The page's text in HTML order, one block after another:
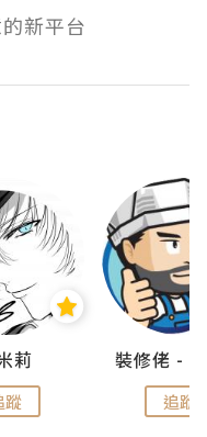
新平台
莉
蹤 追蹤